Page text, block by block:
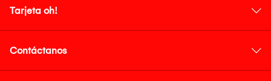
Tarjeta oh!
Contáctanos